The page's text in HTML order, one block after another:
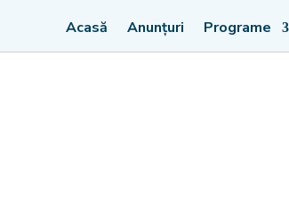
Acasă Anunțuri Programe